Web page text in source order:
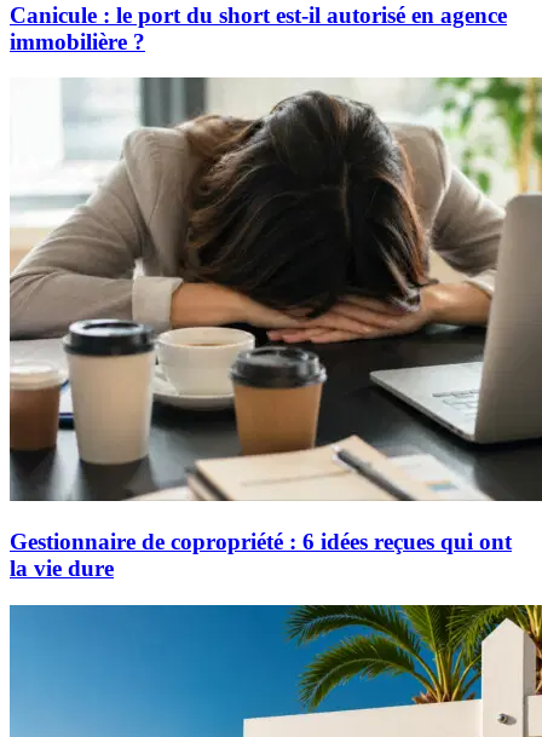
Canicule : le port du short est-il autorisé en agence
immobilière ?
Gestionnaire de copropriété : 6 idées reçues qui ont
la vie dure